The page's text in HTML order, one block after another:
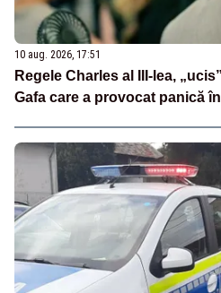
10 aug. 2026, 17:51
Regele Charles al III-lea,
Gafa care a provocat panică